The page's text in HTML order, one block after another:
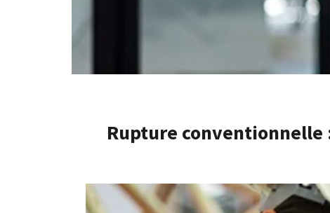
Rupture conventionnelle